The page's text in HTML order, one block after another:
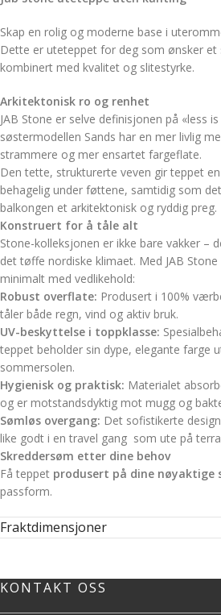
Skap en rolig og moderne base i
Dette er uteteppet for deg som ønsker
kombinert med kvalitet og slitestyrke.
Arkitektonisk ro og renhet
JAB Stone er selve definisjonen på «less
søstermodellen Sands har en mer livlig
strammere og mer ensartet fargeflate.
Den tette, strukturerte veven gir teppet
behagelig under føttene, samtidig som
balkongen et arkitektonisk og ryddig preg.
Konstruert for å tåle alt
Stone-kolleksjonen er ikke bare vakker –
det tøffe nordiske klimaet. Med JAB
minimalt med vedlikehold:
Robust overflate: Produsert i 100%
tåler både regn, vind og aktiv bruk.
UV-beskyttelse i toppklasse:
teppet beholder sin dype, elegante farge
sommersolen.
Hygienisk og praktisk: Materialet
og er motstandsdyktig mot mugg og
Sømløs overgang: Det sofistikerte
like godt i en travel gang som ute på
Skreddersøm etter dine behov
Få teppet produsert på dine nøyaktige
passform.
Fraktdimensjoner
KONTAKT OSS